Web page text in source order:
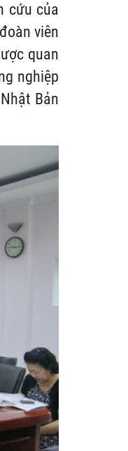
cứu của
viên
quan
nghiệp
Bản